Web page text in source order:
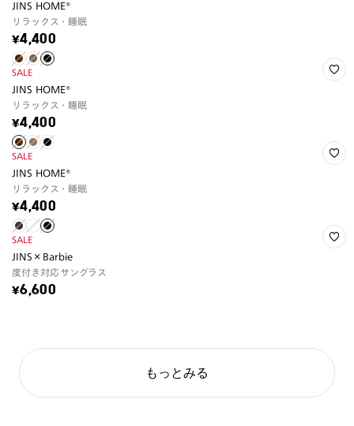
JINS HOME®
リラックス・睡眠
¥4,400
SALE
JINS HOME®
リラックス・睡眠
¥4,400
SALE
JINS HOME®
リラックス・睡眠
¥4,400
SALE
JINS×Barbie
度付き対応サングラス
¥6,600
もっとみる